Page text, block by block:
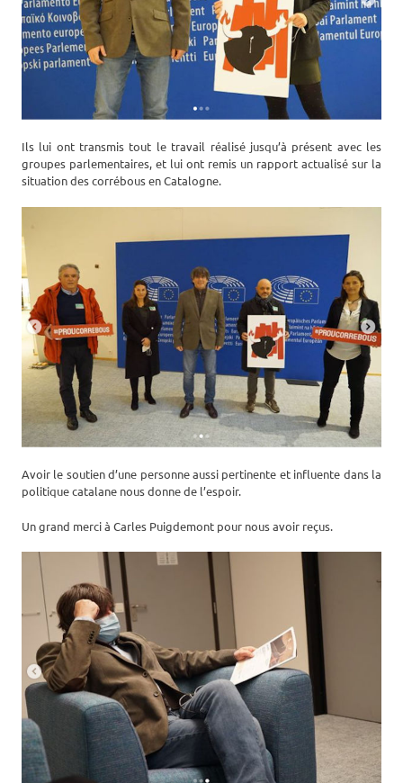
Ils lui ont transmis tout le travail réalisé jusqu’à présent avec les
groupes parlementaires, et lui ont remis un rapport actualisé sur la
situation des corrébous en Catalogne.
Avoir le soutien d’une personne aussi pertinente et influente dans la
politique catalane nous donne de l’espoir.
Un grand merci à Carles Puigdemont pour nous avoir reçus.